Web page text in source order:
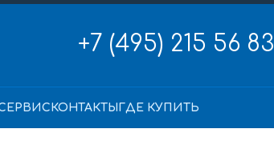
+7 (495) 215 56 83
КОНТАКТЫ ГДЕ КУПИТЬ